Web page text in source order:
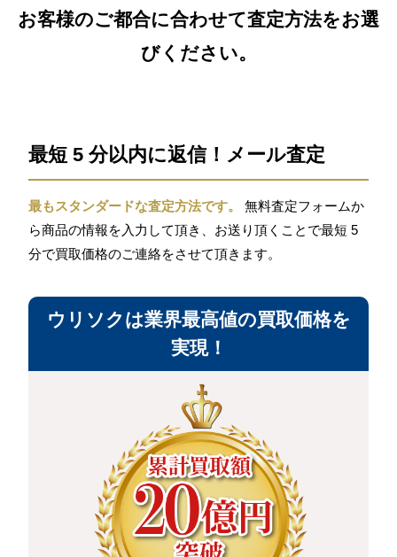
お客様のご都合に合わせて査定方法をお選
びください。
最短 5 分以内に返信！メール査定
最もスタンダードな査定方法です。
無料査定フォームか
ら商品の情報を入力して頂き、お送り頂くことで最短 5
分で買取価格のご連絡をさせて頂きます。
ウリソクは業界最高値の買取価格を
実現！